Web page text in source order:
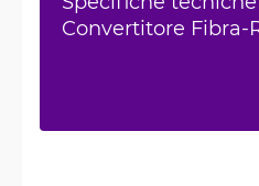
Convertitore Fibra-